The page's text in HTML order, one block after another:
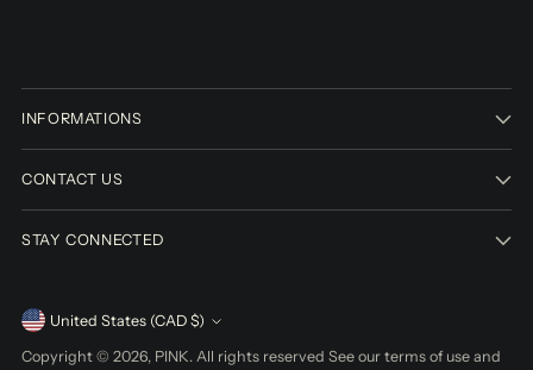
INFORMATIONS
CONTACT US
STAY CONNECTED
Currency United States (CAD $)
Copyright © 2026, PINK. All rights reserved See our terms of use and